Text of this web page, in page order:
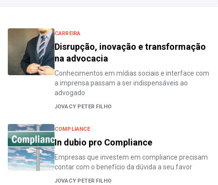
CARREIRA
Disrupção, inovação e transformação
na advocacia
Conhecimentos em mídias sociais e interface com
a imprensa passam a ser indispensáveis ao
advogado
JOVACY PETER FILHO
COMPLIANCE
In dubio pro Compliance
Empresas que investem em compliance precisam
contar com o benefício da dúvida a seu favor
JOVACY PETER FILHO